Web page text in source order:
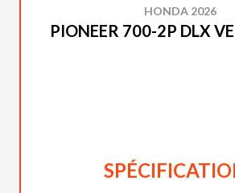
HONDA 2026
PIONEER 700-2P DLX